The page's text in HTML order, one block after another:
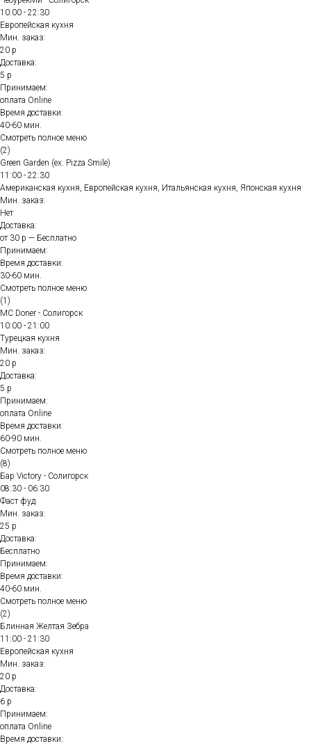
10:00 - 22:30
Европейская кухня
Мин. заказ:
20 р
Доставка:
5 р
Принимаем:
оплата Online
Время доставки:
40-60 мин.
Смотреть полное меню
(2)
Green Garden (ex. Pizza Smile)
11:00 - 22:30
Американская кухня, Европейская кухня, Итальянская кухня, Японская кухня
Мин. заказ:
Нет
Доставка:
от 30 р — Бесплатно
Принимаем:
Время доставки:
30-60 мин.
Смотреть полное меню
(1)
MC Doner - Солигорск
10:00 - 21:00
Турецкая кухня
Мин. заказ:
20 р
Доставка:
5 р
Принимаем:
оплата Online
Время доставки:
60-90 мин.
Смотреть полное меню
(8)
Бар Victory - Солигорск
08:30 - 06:30
Фаст фуд
Мин. заказ:
25 р
Доставка:
Бесплатно
Принимаем:
Время доставки:
40-60 мин.
Смотреть полное меню
(2)
Блинная Желтая Зебра
11:00 - 21:30
Европейская кухня
Мин. заказ:
20 р
Доставка:
6 р
Принимаем:
оплата Online
Время доставки: